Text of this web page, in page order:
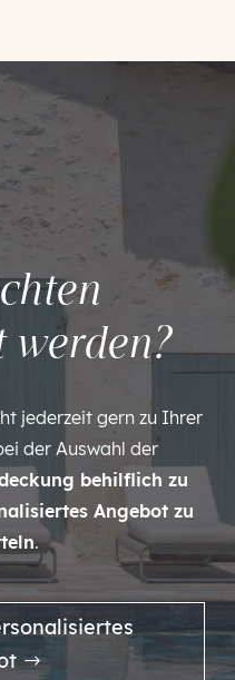
jederzeit gern zu Ihrer
der Auswahl der
behilflich zu
Angebot zu
.